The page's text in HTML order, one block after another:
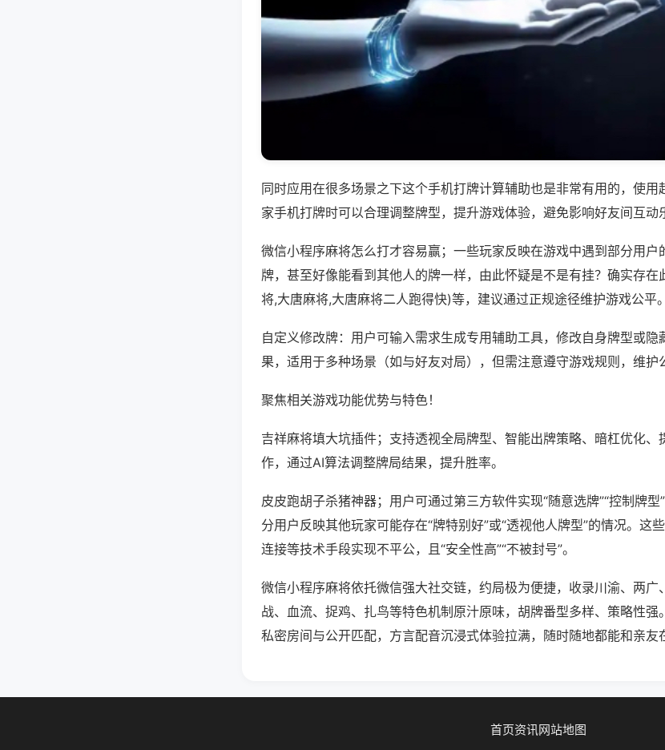
同时应用在很多场景之下这个手机打牌计算辅助也是非常有用的，使用
家手机打牌时可以合理调整牌型，提升游戏体验，避免影响好友间互动
微信小程序麻将怎么打才容易赢；一些玩家反映在游戏中遇到部分用户
牌，甚至好像能看到其他人的牌一样，由此怀疑是不是有挂？确实存
将,大唐麻将,大唐麻将二人跑得快)等，建议通过正规途径维护游戏公平。
自定义修改牌：用户可输入需求生成专用辅助工具，修改自身牌型或隐
果，适用于多种场景（如与好友对局），但需注意遵守游戏规则，维护
聚焦相关游戏功能优势与特色！
吉祥麻将填大坑插件；支持透视全局牌型、智能出牌策略、暗杠优化
作，通过AI算法调整牌局结果，提升胜率。
皮皮跑胡子杀猪神器；用户可通过第三方软件实现“随意选牌”“控制牌型
分用户反映其他玩家可能存在“牌特别好”或“透视他人牌型”的情况。这
连接等技术手段实现不平公，且“安全性高”“不被封号”。
微信小程序麻将依托微信强大社交链，约局极为便捷，收录川渝、两广
战、血流、捉鸡、扎鸟等特色机制原汁原味，胡牌番型多样、策略性
私密房间与公开匹配，方言配音沉浸式体验拉满，随时随地都能和亲友
首页资讯网站地图